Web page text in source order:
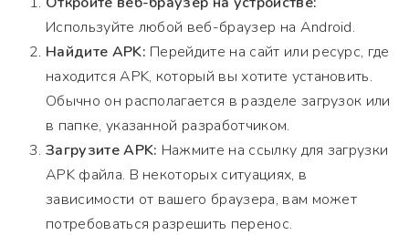
Используйте любой веб-браузер на Android.
Найдите APK: Перейдите на сайт или ресурс, где
находится APK, который вы хотите установить.
Обычно он располагается в разделе загрузок или
в папке, указанной разработчиком.
Загрузите APK: Нажмите на ссылку для загрузки
APK файла. В некоторых ситуациях, в
зависимости от вашего браузера, вам может
потребоваться разрешить перенос.